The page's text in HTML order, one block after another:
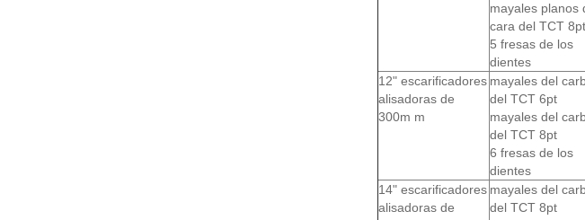
mayales planos
cara del TCT 8pt
5 fresas de los
dientes
12" escarificadores
alisadoras de
300m m
mayales del
del TCT 6pt
mayales del
del TCT 8pt
6 fresas de los
dientes
14" escarificadores
alisadoras de
mayales del
del TCT 8pt